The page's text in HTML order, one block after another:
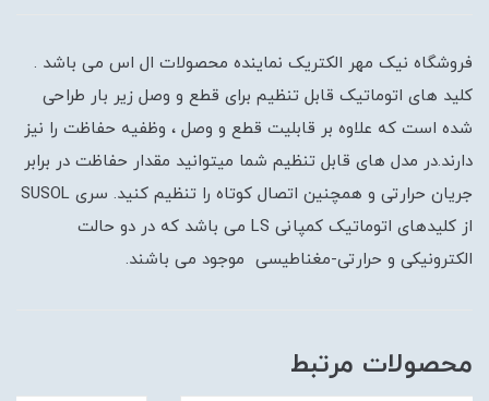
فروشگاه نیک مهر الکتریک نماینده محصولات ال اس می باشد .
کلید های اتوماتیک قابل تنظیم برای قطع و وصل زیر بار طراحی
شده است که علاوه بر قابلیت قطع و وصل ، وظفیه حفاظت را نیز
دارند.در مدل های قابل تنظیم شما میتوانید مقدار حفاظت در برابر
جریان حرارتی و همچنین اتصال کوتاه را تنظیم کنید. سری SUSOL
از کلیدهای اتوماتیک کمپانی LS می باشد که در دو حالت
الکترونیکی و حرارتی-مغناطیسی موجود می باشند.
محصولات مرتبط